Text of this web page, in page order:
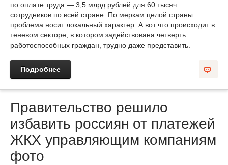
по оплате труда — 3,5 млрд рублей для 60 тысяч
сотрудников по всей стране. По меркам целой страны
проблема носит локальный характер. А вот что происходит в
теневом секторе, в котором задействована четверть
работоспособных граждан, трудно даже представить.
Подробнее
Правительство решило
избавить россиян от платежей
ЖКХ управляющим компаниям
фото